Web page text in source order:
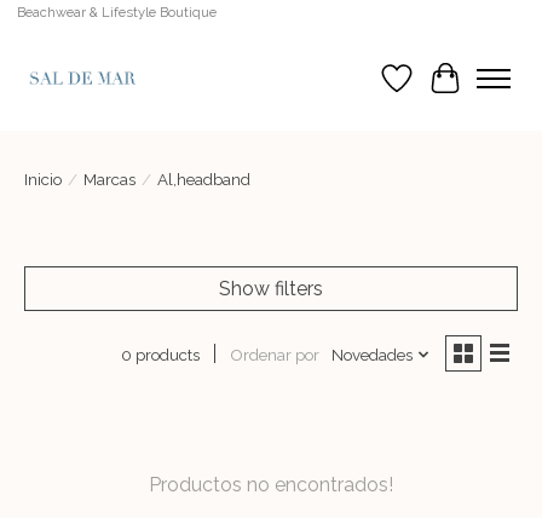
Beachwear & Lifestyle Boutique
Lista de deseos
Cesta
Inicio / Marcas / Al,headband
Show filters
0 products Ordenar por Novedades
Productos no encontrados!